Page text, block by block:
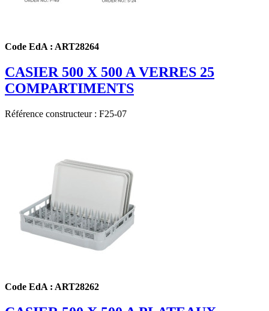
Code EdA : ART28264
CASIER 500 X 500 A VERRES 25
COMPARTIMENTS
Référence constructeur : F25-07
Code EdA : ART28262